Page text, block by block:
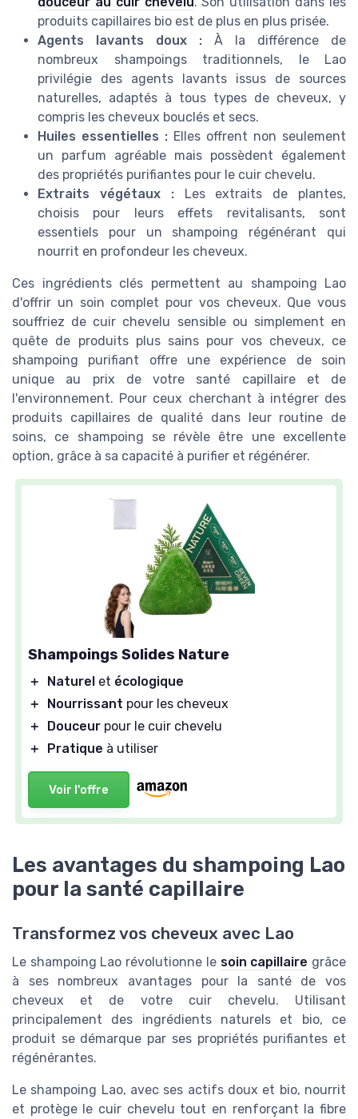
produits capillaires bio est de plus en plus prisée.
Agents lavants doux : À la différence de
nombreux shampoings traditionnels, le Lao
privilégie des agents lavants issus de sources
naturelles, adaptés à tous types de cheveux, y
compris les cheveux bouclés et secs.
Huiles essentielles : Elles offrent non seulement
un parfum agréable mais possèdent également
des propriétés purifiantes pour le cuir chevelu.
Extraits végétaux :Les extraits de plantes,
choisis pour leurs effets revitalisants, sont
essentiels pour un shampoing régénérant qui
nourrit en profondeur les cheveux.
Ces ingrédients clés permettent au shampoing Lao
d'offrir un soin complet pour vos cheveux. Que vous
souffriez de cuir chevelu sensible ou simplement en
quête de produits plus sains pour vos cheveux, ce
shampoing purifiant offre une expérience de soin
unique au prix de votre santé capillaire et de
l'environnement. Pour ceux cherchant à intégrer des
produits capillaires de qualité dans leur routine de
soins, ce shampoing se révèle être une excellente
option, grâce à sa capacité à purifier et régénérer.
Shampoings Solides Nature
＋ Naturel et écologique
＋
Nourrissant pour les cheveux
＋
Douceur pour le cuir chevelu
＋
Pratique à utiliser
Voir l'offre
Les avantages du shampoing Lao
pour la santé capillaire
Transformez vos cheveux avec Lao
Le shampoing Lao révolutionne le soin capillaire grâce
à ses nombreux avantages pour la santé de vos
cheveux et de votre cuir chevelu. Utilisant
principalement des ingrédients naturels et bio, ce
produit se démarque par ses propriétés purifiantes et
régénérantes.
Le shampoing Lao, avec ses actifs doux et bio, nourrit
et protège le cuir chevelu tout en renforçant la fibre